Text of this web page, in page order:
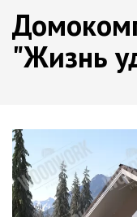
"Жизнь